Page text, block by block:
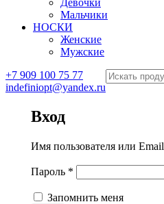
Девочки
Мальчики
НОСКИ
Женские
Мужские
+7 909 100 75 77
indefiniopt@yandex.ru
Вход
Имя пользователя или Email
Пароль *
Запомнить меня